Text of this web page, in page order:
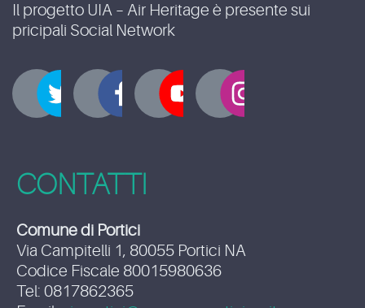
Il progetto UIA – Air Heritage è presente sui
pricipali Social Network
CONTATTI
Comune di Portici
Via Campitelli 1, 80055 Portici NA
Codice Fiscale 80015980636
Tel: 0817862365